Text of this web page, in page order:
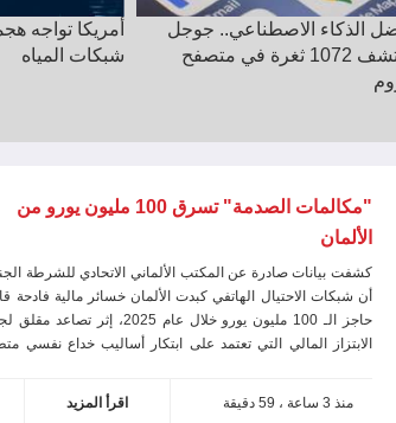
تواجه هجمات سيبرانية تعطل
المياه
إطلاق
لتعزيز الإنترنت
"مكالمات الصدمة" تسرق 100 مليون يورو من
الألمان
كشفت بيانات صادرة عن المكتب الألماني الاتحادي للشرطة
أن شبكات الاحتيال الهاتفي كبدت الألمان خسائر مالية فادحة
حاجز الـ 100 مليون يورو خلال عام 2025، إثر تصاعد
الابتزاز المالي التي تعتمد على ابتكار أساليب خداع نفسي
منذ 3 ساعة ، 59 دقيقة اقرأ المزيد